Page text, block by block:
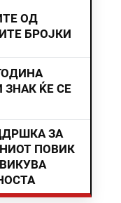
ОД
БРОЈКИ
ЌЕ СЕ
ЗА
ПОВИК